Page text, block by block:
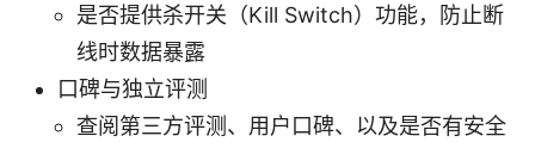
是否提供杀开关（Kill Switch）功能，防止断
线时数据暴露
口碑与独立评测
查阅第三方评测、用户口碑、以及是否有安全